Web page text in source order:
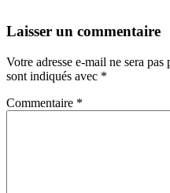
Laisser un commentaire
Votre adresse e-mail ne sera pas
sont indiqués avec *
Commentaire *